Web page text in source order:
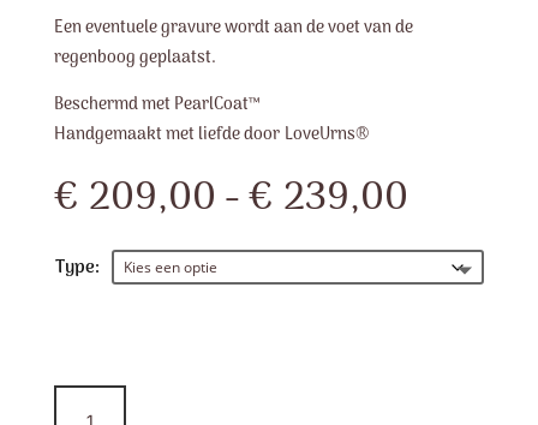
Een eventuele gravure wordt aan de voet van de
regenboog geplaatst.
Beschermd met PearlCoat™
Handgemaakt met liefde door LoveUrns®
€ 209,00-€ 239,00
tot
€
Type:
Rainbow